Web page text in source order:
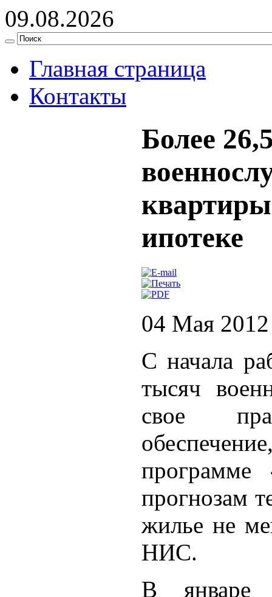
09.08.2026
Главная страница
Контакты
Более
ипотеке
04 Мая 2012
С начала
тысяч
свое
программе
прогнозам
жилье не
НИС.
В январе